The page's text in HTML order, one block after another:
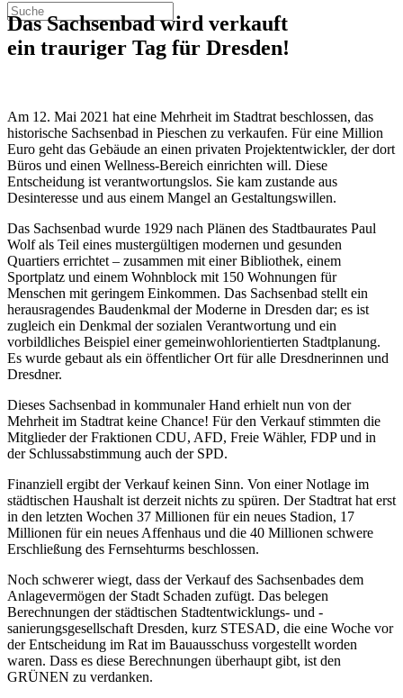
Das Sachsenbad wird verkauft
ein trauriger Tag für Dresden!
Am 12. Mai 2021 hat eine Mehrheit im Stadtrat beschlossen, das
historische Sachsenbad in Pieschen zu verkaufen. Für eine Million
Euro geht das Gebäude an einen privaten Projektentwickler, der dort
Büros und einen Wellness-Bereich einrichten will. Diese
Entscheidung ist verantwortungslos. Sie kam zustande aus
Desinteresse und aus einem Mangel an Gestaltungswillen.
Das Sachsenbad wurde 1929 nach Plänen des Stadtbaurates Paul
Wolf als Teil eines mustergültigen modernen und gesunden
Quartiers errichtet – zusammen mit einer Bibliothek, einem
Sportplatz und einem Wohnblock mit 150 Wohnungen für
Menschen mit geringem Einkommen. Das Sachsenbad stellt ein
herausragendes Baudenkmal der Moderne in Dresden dar; es ist
zugleich ein Denkmal der sozialen Verantwortung und ein
vorbildliches Beispiel einer gemeinwohlorientierten Stadtplanung.
Es wurde gebaut als ein öffentlicher Ort für alle Dresdnerinnen und
Dresdner.
Dieses Sachsenbad in kommunaler Hand erhielt nun von der
Mehrheit im Stadtrat keine Chance! Für den Verkauf stimmten die
Mitglieder der Fraktionen CDU, AFD, Freie Wähler, FDP und in
der Schlussabstimmung auch der SPD.
Finanziell ergibt der Verkauf keinen Sinn. Von einer Notlage im
städtischen Haushalt ist derzeit nichts zu spüren. Der Stadtrat hat erst
in den letzten Wochen 37 Millionen für ein neues Stadion, 17
Millionen für ein neues Affenhaus und die 40 Millionen schwere
Erschließung des Fernsehturms beschlossen.
Noch schwerer wiegt, dass der Verkauf des Sachsenbades dem
Anlagevermögen der Stadt Schaden zufügt. Das belegen
Berechnungen der städtischen Stadtentwicklungs- und -
sanierungsgesellschaft Dresden, kurz STESAD, die eine Woche vor
der Entscheidung im Rat im Bauausschuss vorgestellt worden
waren. Dass es diese Berechnungen überhaupt gibt, ist den
GRÜNEN zu verdanken.